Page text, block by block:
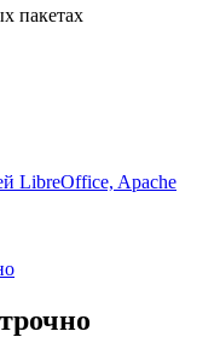
пакетах
LibreOffice, Apache